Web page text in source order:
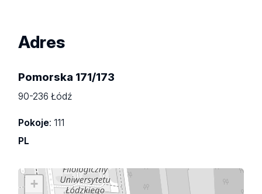
Adres
Pomorska 171/173
90-236 Łódź
Pokoje: 111
PL
+